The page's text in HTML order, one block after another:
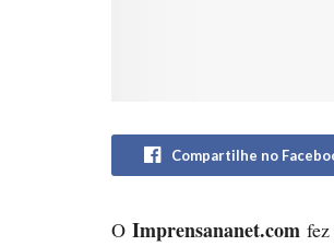
Compartilhe no
O Imprensananet.com